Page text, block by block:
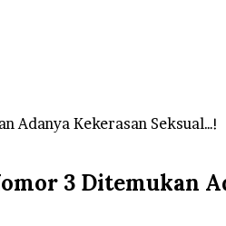
Adanya Kekerasan Seksual…!
3 Ditemukan